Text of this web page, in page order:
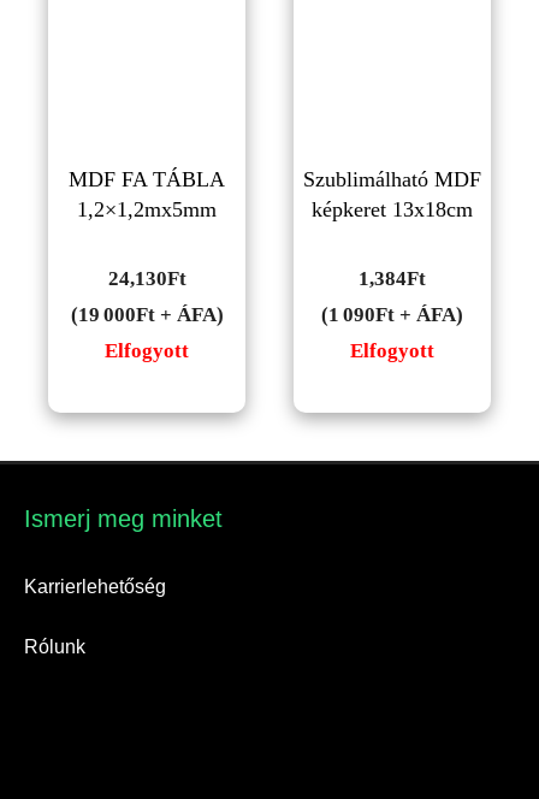
MDF FA TÁBLA
1,2×1,2mx5mm
24,130Ft
(19 000Ft + ÁFA)
Elfogyott
Szublimálható MDF
képkeret 13x18cm
1,384Ft
(1 090Ft + ÁFA)
Elfogyott
Ismerj meg minket​
Karrierlehetőség
Rólunk